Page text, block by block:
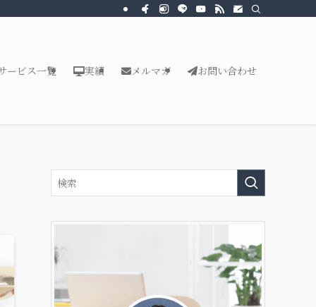
ービス一覧 実績 メルマガ お問い合わせ